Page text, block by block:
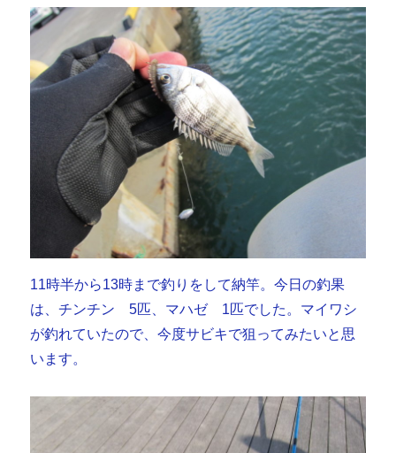
11時半から13時まで釣りをして納竿。今日の釣果
は、チンチン 5匹、マハゼ 1匹でした。マイワシ
が釣れていたので、今度サビキで狙ってみたいと思
います。